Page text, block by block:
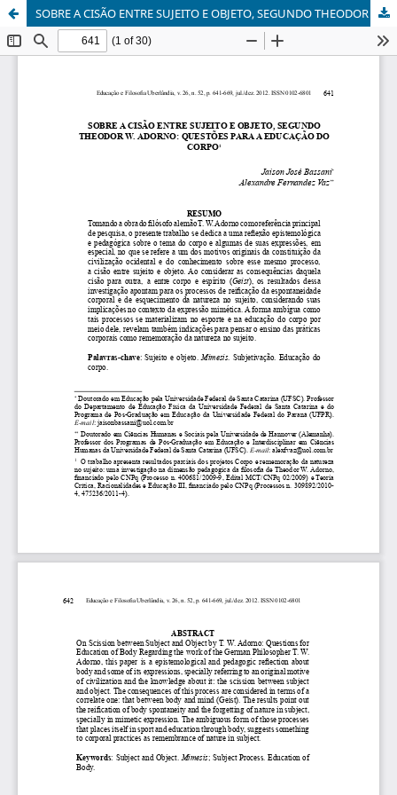
SOBRE A CISÃO ENTRE SUJEITO E OBJETO, SEGUNDO THEODOR W. ADORNO: QUESTÕES PARA A EDUCAÇÃO DO CORPO